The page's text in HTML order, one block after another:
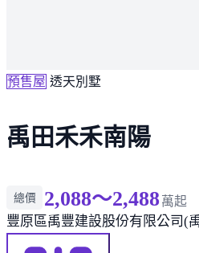
預售屋 透天別墅
禹田禾禾南陽
總價 2,088～2,488 萬起
豐原區禹豐建設股份有限公司(